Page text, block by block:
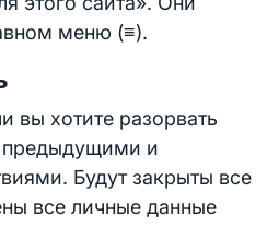
меню (≡).
вы хотите разорвать
и
Будут закрыты все
все личные данные